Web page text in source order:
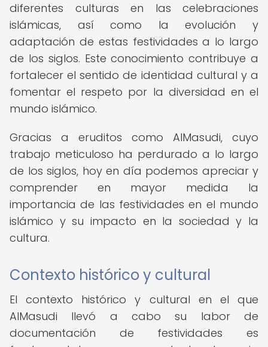
diferentes culturas en las celebraciones
islámicas, así como la evolución y
adaptación de estas festividades a lo largo
de los siglos. Este conocimiento contribuye a
fortalecer el sentido de identidad cultural y a
fomentar el respeto por la diversidad en el
mundo islámico.
Gracias a eruditos como AlMasudi, cuyo
trabajo meticuloso ha perdurado a lo largo
de los siglos, hoy en día podemos apreciar y
comprender en mayor medida la
importancia de las festividades en el mundo
islámico y su impacto en la sociedad y la
cultura.
Contexto histórico y cultural
El contexto histórico y cultural en el que
AlMasudi llevó a cabo su labor de
documentación de festividades es